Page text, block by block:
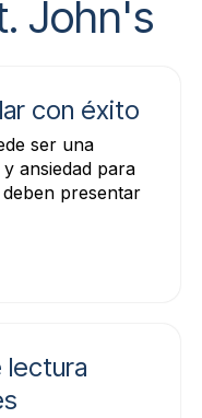
John's
con éxito
ser una
ansiedad para
presentar
lectura